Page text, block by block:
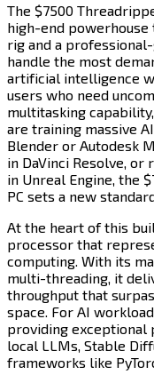
The $7500
high-end
rig and a
handle the most
artificial intelligence
users who need
multitasking
are training massive
Blender or Autodesk
in DaVinci Resolve,
in Unreal Engine, the
PC sets a new standard for professional performance.​​​​‌
At the heart of this
processor that
computing. With its
multi-threading, it
throughput that
space. For AI
providing
local LLMs, Stable
frameworks like